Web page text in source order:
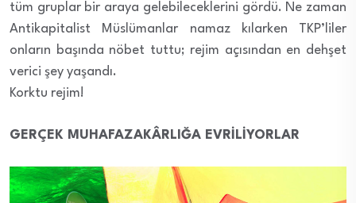
tüm gruplar bir araya gelebileceklerini gördü. Ne zaman
Antikapitalist Müslümanlar namaz kılarken TKP’liler
onların başında nöbet tuttu; rejim açısından en dehşet
verici şey yaşandı.
Korktu rejim!
GERÇEK MUHAFAZAKÂRLIĞA EVRİLİYORLAR